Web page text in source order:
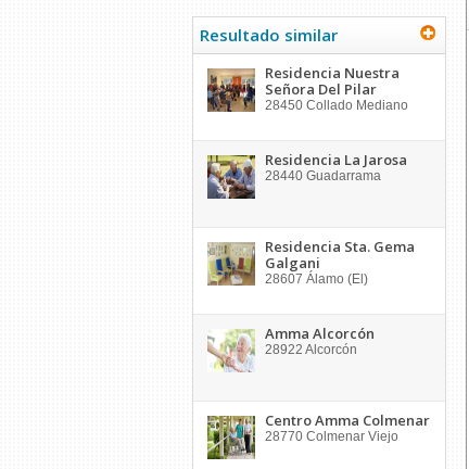
Resultado similar
Residencia Nuestra
Señora Del Pilar
28450 Collado Mediano
Residencia La Jarosa
28440 Guadarrama
Residencia Sta. Gema
Galgani
28607 Álamo (El)
Amma Alcorcón
28922 Alcorcón
Centro Amma Colmenar
28770 Colmenar Viejo